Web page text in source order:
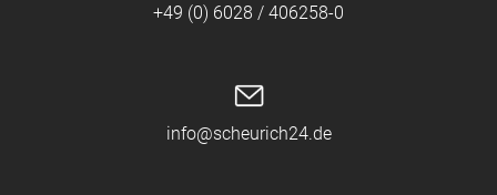
+49 (0) 6028 / 406258-0
info@scheurich24.de